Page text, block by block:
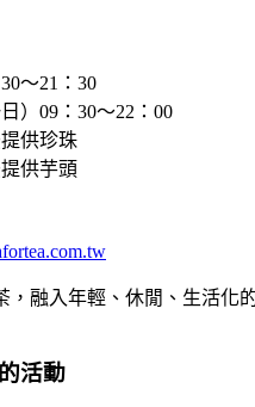
～21：30
）09：30～22：00
供珍珠
供芋頭
，融入年輕、休閒、生活化
活動